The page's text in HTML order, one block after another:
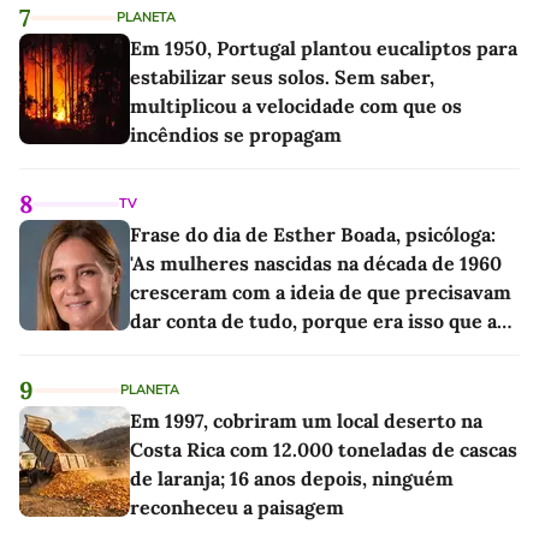
7 PLANETA
Em 1950, Portugal plantou eucaliptos para
estabilizar seus solos. Sem saber,
multiplicou a velocidade com que os
incêndios se propagam
8 TV
Frase do dia de Esther Boada, psicóloga:
'As mulheres nascidas na década de 1960
cresceram com a ideia de que precisavam
dar conta de tudo, porque era isso que a
9 PLANETA
Em 1997, cobriram um local deserto na
Costa Rica com 12.000 toneladas de cascas
de laranja; 16 anos depois, ninguém
reconheceu a paisagem